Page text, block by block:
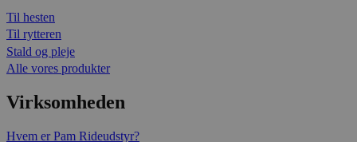
Til hesten
Til rytteren
Stald og pleje
Alle vores produkter
Virksomheden
Hvem er Pam Rideudstyr?